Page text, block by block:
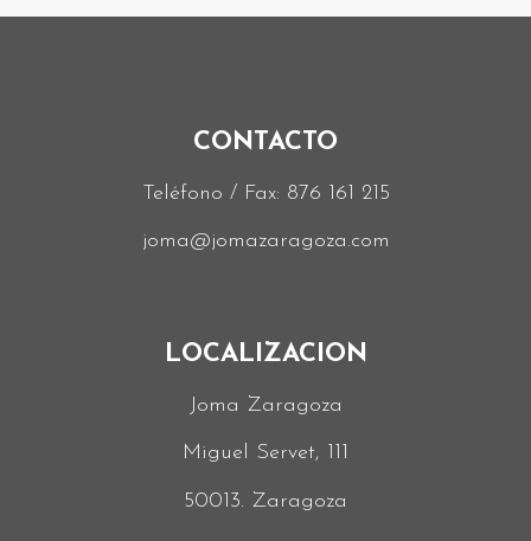
CONTACTO
Teléfono / Fax: 876 161 215
joma@jomazaragoza.com
LOCALIZACION
Joma Zaragoza
Miguel Servet, 111
50013. Zaragoza